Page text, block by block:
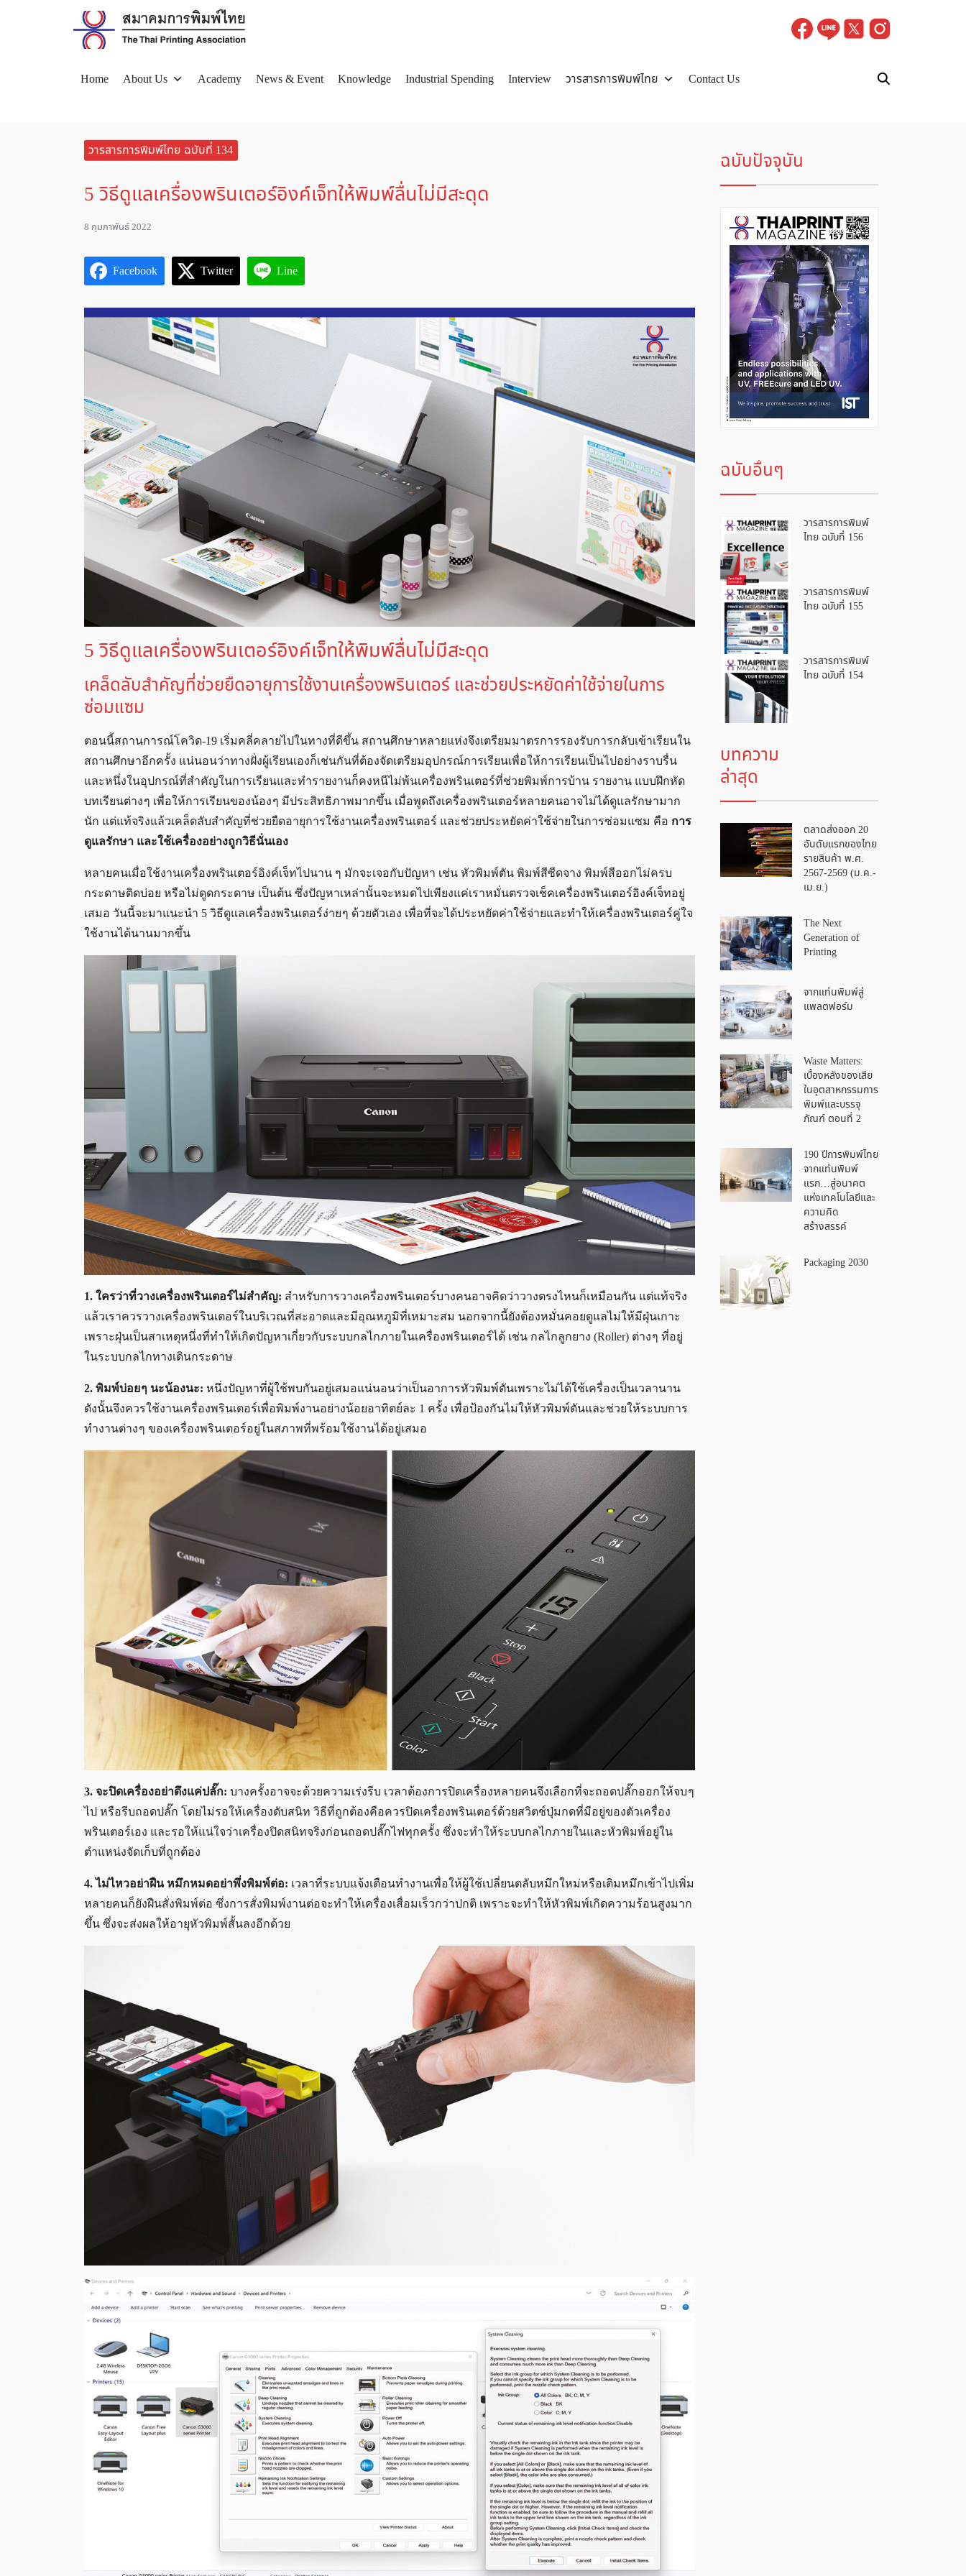
Home About Us Academy News & Event Knowledge Industrial Spending Interview วารสารการพิมพ์ไทย
Contact Us
วารสารการพิมพ์ไทย ฉบับที่ 134
5 วิธีดูแลเครื่องพรินเตอร์อิงค์เจ็ทให้พิมพ์ลื่นไม่มีสะดุด
8 กุมภาพันธ์ 2022
Facebook Twitter Line
5 วิธีดูแลเครื่องพรินเตอร์อิงค์เจ็ทให้พิมพ์ลื่นไม่มีสะดุด
เคล็ดลับสำคัญที่ช่วยยืดอายุการใช้งานเครื่องพรินเตอร์ และช่วยประหยัดค่าใช้จ่ายในการ
ซ่อมแซม
ตอนนี้สถานการณ์โควิด-19 เริ่มคลี่คลายไปในทางที่ดีขึ้น สถานศึกษาหลายแห่งจึงเตรียมมาตรการรองรับการกลับเข้าเรียนใน
สถานศึกษาอีกครั้ง แน่นอนว่าทางฝั่งผู้เรียนเองก็เช่นกันที่ต้องจัดเตรียมอุปกรณ์การเรียนเพื่อให้การเรียนเป็นไปอย่างราบรื่น
และหนึ่งในอุปกรณ์ที่สำคัญในการเรียนและทำรายงานก็คงหนีไม่พ้นเครื่องพรินเตอร์ที่ช่วยพิมพ์การบ้าน รายงาน แบบฝึกหัด
บทเรียนต่าง ๆ เพื่อให้การเรียนของน้อง ๆ มีประสิทธิภาพมากขึ้น เมื่อพูดถึงเครื่องพรินเตอร์หลายคนอาจไม่ได้ดูแลรักษามาก
นัก แต่แท้จริงแล้วเคล็ดลับสำคัญที่ช่วยยืดอายุการใช้งานเครื่องพรินเตอร์ และช่วยประหยัดค่าใช้จ่ายในการซ่อมแซม คือ การ
ดูแลรักษา และใช้เครื่องอย่างถูกวิธีนั่นเอง
หลายคนเมื่อใช้งานเครื่องพรินเตอร์อิงค์เจ็ทไปนาน ๆ มักจะเจอกับปัญหา เช่น หัวพิมพ์ตัน พิมพ์สีซีดจาง พิมพ์สีออกไม่ครบ
กระดาษติดบ่อย หรือไม่ดูดกระดาษ เป็นต้น ซึ่งปัญหาเหล่านั้นจะหมดไปเพียงแค่เราหมั่นตรวจเช็คเครื่องพรินเตอร์อิงค์เจ็ทอยู่
เสมอ วันนี้จะมาแนะนำ 5 วิธีดูแลเครื่องพรินเตอร์ง่าย ๆ ด้วยตัวเอง เพื่อที่จะได้ประหยัดค่าใช้จ่ายและทำให้เครื่องพรินเตอร์คู่ใจ
ใช้งานได้นานมากขึ้น
1. ใครว่าที่วางเครื่องพรินเตอร์ไม่สำคัญ: สำหรับการวางเครื่องพรินเตอร์บางคนอาจคิดว่าวางตรงไหนก็เหมือนกัน แต่แท้จริง
แล้วเราควรวางเครื่องพรินเตอร์ในบริเวณที่สะอาดและมีอุณหภูมิที่เหมาะสม นอกจากนี้ยังต้องหมั่นคอยดูแลไม่ให้มีฝุ่นเกาะ
เพราะฝุ่นเป็นสาเหตุหนึ่งที่ทำให้เกิดปัญหาเกี่ยวกับระบบกลไกภายในเครื่องพรินเตอร์ได้ เช่น กลไกลูกยาง (Roller) ต่าง ๆ ที่อยู่
ในระบบกลไกทางเดินกระดาษ
2. พิมพ์บ่อย ๆ นะน้องนะ: หนึ่งปัญหาที่ผู้ใช้พบกันอยู่เสมอแน่นอนว่าเป็นอาการหัวพิมพ์ตันเพราะไม่ได้ใช้เครื่องเป็นเวลานาน
ดังนั้นจึงควรใช้งานเครื่องพรินเตอร์เพื่อพิมพ์งานอย่างน้อยอาทิตย์ละ 1 ครั้ง เพื่อป้องกันไม่ให้หัวพิมพ์ตันและช่วยให้ระบบการ
ทำงานต่าง ๆ ของเครื่องพรินเตอร์อยู่ในสภาพที่พร้อมใช้งานได้อยู่เสมอ
3. จะปิดเครื่องอย่าดึงแค่ปลั๊ก: บางครั้งอาจจะด้วยความเร่งรีบ เวลาต้องการปิดเครื่องหลายคนจึงเลือกที่จะถอดปลั๊กออกให้จบ ๆ
ไป หรือรีบถอดปลั๊ก โดยไม่รอให้เครื่องดับสนิท วิธีที่ถูกต้องคือควรปิดเครื่องพรินเตอร์ด้วยสวิตช์ปุ่มกดที่มีอยู่ของตัวเครื่อง
พรินเตอร์เอง และรอให้แน่ใจว่าเครื่องปิดสนิทจริงก่อนถอดปลั๊กไฟทุกครั้ง ซึ่งจะทำให้ระบบกลไกภายในและหัวพิมพ์อยู่ใน
ตำแหน่งจัดเก็บที่ถูกต้อง
4. ไม่ไหวอย่าฝืน หมึกหมดอย่าพึ่งพิมพ์ต่อ: เวลาที่ระบบแจ้งเตือนทำงานเพื่อให้ผู้ใช้เปลี่ยนตลับหมึกใหม่หรือเติมหมึกเข้าไปเพิ่ม
หลายคนก็ยังฝืนสั่งพิมพ์ต่อ ซึ่งการสั่งพิมพ์งานต่อจะทำให้เครื่องเสื่อมเร็วกว่าปกติ เพราะจะทำให้หัวพิมพ์เกิดความร้อนสูงมาก
ขึ้น ซึ่งจะส่งผลให้อายุหัวพิมพ์สั้นลงอีกด้วย
ฉบับปัจจุบัน
ฉบับอื่นๆ
วารสารการพิมพ์
ไทย ฉบับที่ 156
วารสารการพิมพ์
ไทย ฉบับที่ 155
วารสารการพิมพ์
ไทย ฉบับที่ 154
บทความ
ล่าสุด
ตลาดส่งออก 20
อันดับแรกของไทย
รายสินค้า พ.ศ.
2567-2569 (ม.ค.-
เม.ย.)
The Next
Generation of
Printing
จากแท่นพิมพ์สู่
แพลตฟอร์ม
Waste Matters:
เบื้องหลังของเสีย
ในอุตสาหกรรมการ
พิมพ์และบรรจุ
ภัณฑ์ ตอนที่ 2
190 ปีการพิมพ์ไทย
จากแท่นพิมพ์
แรก…สู่อนาคต
แห่งเทคโนโลยีและ
ความคิด
สร้างสรรค์
Packaging 2030